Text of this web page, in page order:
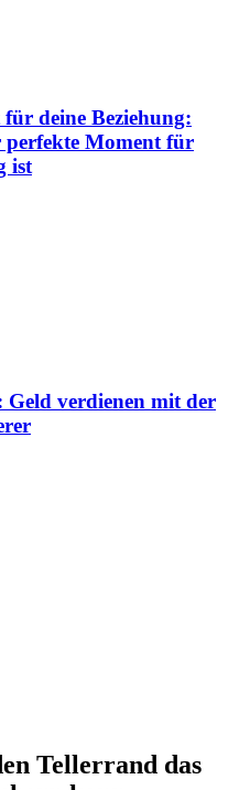
deine Beziehung:
Moment für
ist
Geld verdienen mit der
Tellerrand das